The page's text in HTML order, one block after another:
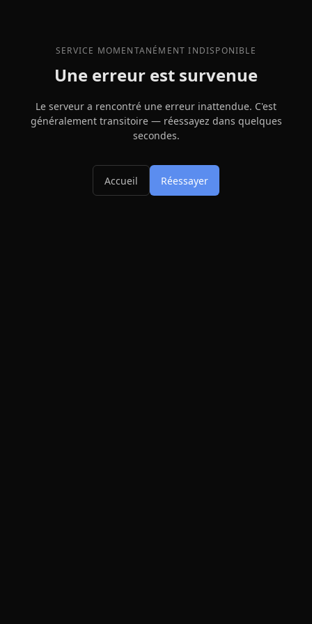
SERVICE MOMENTANÉMENT INDISPONIBLE
Une erreur est survenue
Le serveur a rencontré une erreur inattendue. C'est
généralement transitoire — réessayez dans quelques
secondes.
Accueil Réessayer